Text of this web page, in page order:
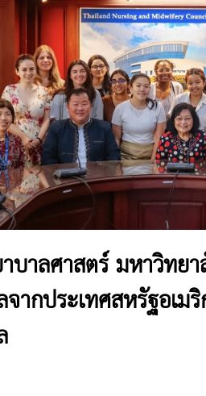
บาลศาสตร์ มหาวิทย
ากประเทศสหรัฐอเม